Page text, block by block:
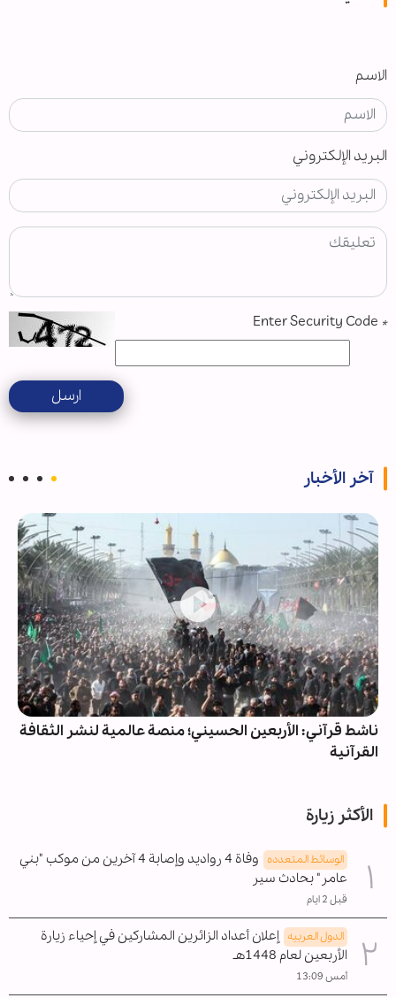
الاسم
البريد الإلكتروني
*
ارسل
آخر الأخبار
لنشر الثقافة
تقرير مصور/ مسيرة أربعينية في مدينة
الأكثر زيارة
الوسائط المتعدده
وفاة 4 رواديد وإصابة 4 آخرين من موكب "بني
عامر" بحادث سير
قبل 2 ايام
الدول العربیه إعلان أعداد الزائرين المشاركين في إحياء زيارة
الأربعين لعام 1448هـ
أمس 13:09